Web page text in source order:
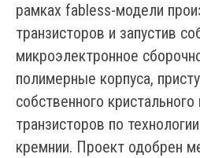
рамках fabless-модели
транзисторов и запустив
микроэлектронное
полимерные корпуса,
собственного
транзисторов по
кремнии. Проект одобрен